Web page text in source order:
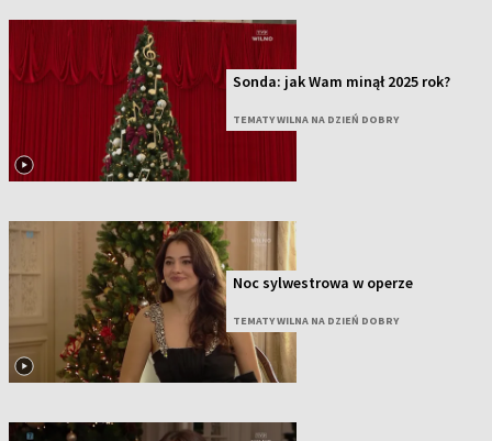
Sonda: jak Wam minął 2025 rok?
TEMATY WILNA NA DZIEŃ DOBRY
Noc sylwestrowa w operze
TEMATY WILNA NA DZIEŃ DOBRY